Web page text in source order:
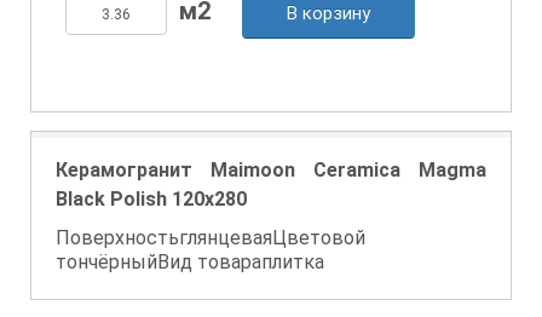
В корзину
Керамогранит Maimoon Ceramica Magma
Black Polish 120x280
ПоверхностьглянцеваяЦветовой
тончёрныйВид товараплитка